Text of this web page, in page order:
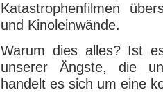
Katastrophenfilmen
und Kinoleinwände.
Warum dies alles? Ist
unserer Ängste, die
handelt es sich um eine